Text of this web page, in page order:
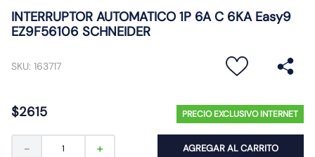
INTERRUPTOR AUTOMATICO 1P 6A C 6KA Easy9
EZ9F56106 SCHNEIDER
SKU: 163717
$2615 PRECIO EXCLUSIVO INTERNET
＋
－ AGREGAR AL CARRITO
7.
matixgo